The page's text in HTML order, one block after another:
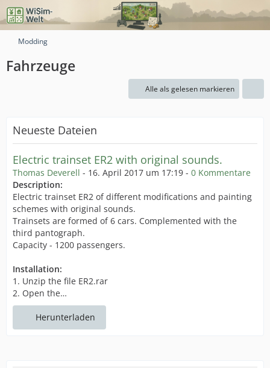
Modding
Fahrzeuge
Alle als gelesen markieren
Neueste Dateien
Electric trainset ER2 with original sounds.
Thomas Deverell - 16. April 2017 um 17:19 - 0 Kommentare
Description:
Electric trainset ER2 of different modifications and painting
schemes with original sounds.
Trainsets are formed of 6 cars. Complemented with the
third pantograph.
Capacity - 1200 passengers.
Installation:
1. Unzip the file ER2.rar
2. Open the…
Herunterladen